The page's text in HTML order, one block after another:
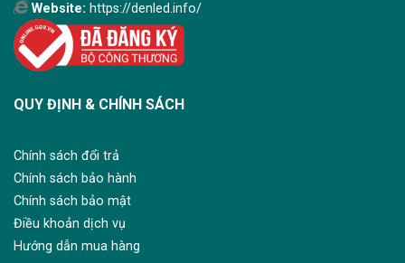
Website: https://denled.info/
QUY ĐỊNH & CHÍNH SÁCH
Chính sách đổi trả
Chính sách bảo hành
Chính sách bảo mật
Điều khoản dịch vụ
Hướng dẫn mua hàng